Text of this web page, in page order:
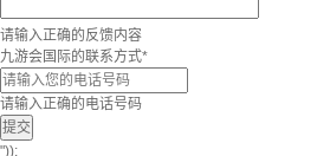
请输入正确的反馈内容
九游会国际的联系方式*
请输入正确的电话号码
提交
"));